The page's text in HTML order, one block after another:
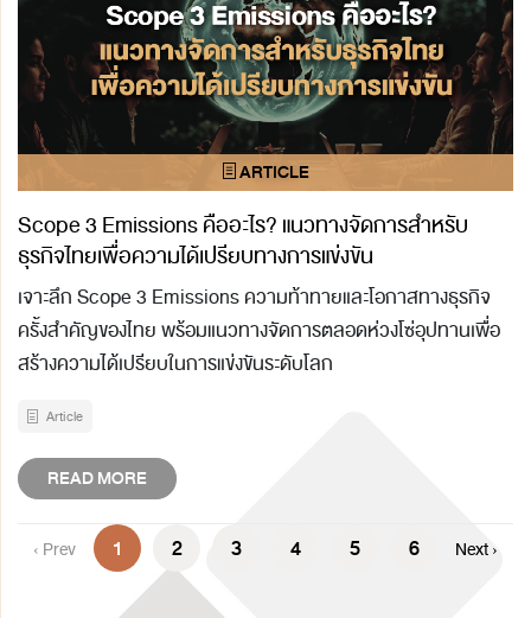
Scope 3 Emissions คืออะไร? แนวทางจัดการสำหรับ
ธุรกิจไทยเพื่อความได้เปรียบทางการแข่งขัน
เจาะลึก Scope 3 Emissions ความท้าทายและโอกาสทางธุรกิจ
ครั้งสำคัญของไทย พร้อมแนวทางจัดการตลอดห่วงโซ่อุปทานเพื่อ
สร้างความได้เปรียบในการแข่งขันระดับโลก
Article
READ MORE
‹ Prev 1 2 3 4 5 6 Next ›